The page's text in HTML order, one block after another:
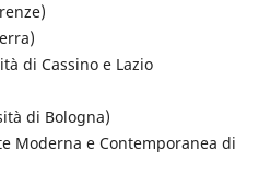
di Cassino e Lazio
di Bologna)
Moderna e Contemporanea di